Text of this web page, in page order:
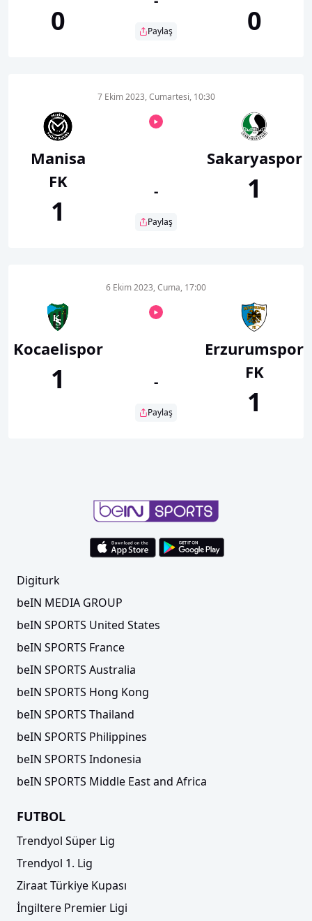
0 Paylaş 0
Manisa
FK
1
7 Ekim 2023, Cumartesi, 10:30
-
Paylaş
Sakaryaspor
1
Kocaelispor
1
6 Ekim 2023, Cuma, 17:00
-
Paylaş
Erzurumspor
FK
1
Digiturk
beIN MEDIA GROUP
beIN SPORTS United States
beIN SPORTS France
beIN SPORTS Australia
beIN SPORTS Hong Kong
beIN SPORTS Thailand
beIN SPORTS Philippines
beIN SPORTS Indonesia
beIN SPORTS Middle East and Africa
FUTBOL
Trendyol Süper Lig
Trendyol 1. Lig
Ziraat Türkiye Kupası
İngiltere Premier Ligi